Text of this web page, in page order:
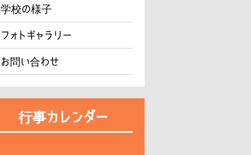
学校の様子
フォトギャラリー
お問い合わせ
行事カレンダー